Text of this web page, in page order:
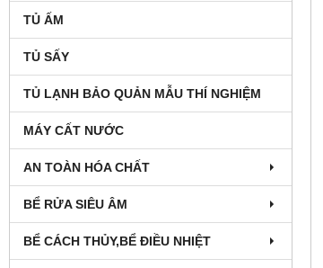
TỦ ẤM
TỦ SẤY
TỦ LẠNH BẢO QUẢN MẪU THÍ NGHIỆM
MÁY CẤT NƯỚC
AN TOÀN HÓA CHẤT
BỂ RỬA SIÊU ÂM
BỂ CÁCH THỦY,BỂ ĐIỀU NHIỆT